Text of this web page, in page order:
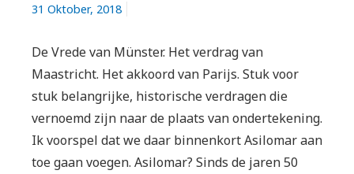
31 Oktober, 2018
De Vrede van Münster. Het verdrag van
Maastricht. Het akkoord van Parijs. Stuk voor
stuk belangrijke, historische verdragen die
vernoemd zijn naar de plaats van ondertekening.
Ik voorspel dat we daar binnenkort Asilomar aan
toe gaan voegen. Asilomar? Sinds de jaren 50